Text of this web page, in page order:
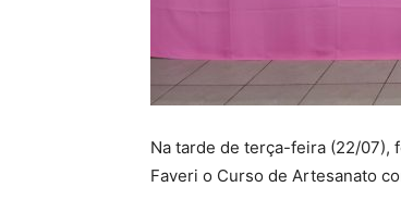
Na tarde de terça-feira (22/07),
Faveri o Curso de Artesanato